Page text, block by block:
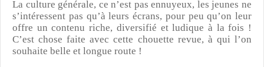
La culture générale, ce n’est pas ennuyeux, les jeunes ne
s’intéressent pas qu’à leurs écrans, pour peu qu’on leur
offre un contenu riche, diversifié et ludique à la fois !
C’est chose faite avec cette chouette revue, à qui l’on
souhaite belle et longue route !